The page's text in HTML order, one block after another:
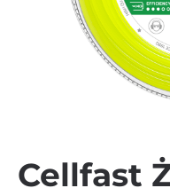
Cellfast